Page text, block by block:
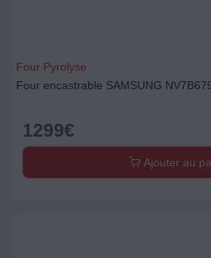
Four Pyrolyse
Four encastrable SAMSUNG
1299€
Ajouter au